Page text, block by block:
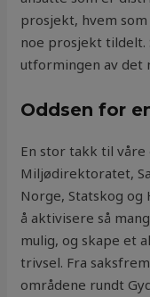
prosjekt, hvem
noe prosjekt tildelt.
utformingen av det
Oddsen for
En stor takk til
Miljødirektoratet,
Norge, Statskog og
å aktivisere så
mulig, og skape et
trivsel. Fra
områdene rundt